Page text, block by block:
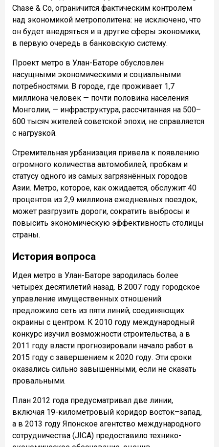
Chase & Co, ограничится фактическим контролем
над экономикой метрополитена: не исключено, что
он будет внедряться и в другие сферы экономики,
в первую очередь в банковскую систему.
Проект метро в Улан-Баторе обусловлен
насущными экономическими и социальными
потребностями. В городе, где проживает 1,7
миллиона человек — почти половина населения
Монголии, — инфраструктура, рассчитанная на 500–
600 тысяч жителей советской эпохи, не справляется
с нагрузкой.
Стремительная урбанизация привела к появлению
огромного количества автомобилей, пробкам и
статусу одного из самых загрязнённых городов
Азии. Метро, которое, как ожидается, обслужит 40
процентов из 2,9 миллиона ежедневных поездок,
может разгрузить дороги, сократить выбросы и
повысить экономическую эффективность столицы
страны.
История вопроса
Идея метро в Улан-Баторе зародилась более
четырёх десятилетий назад. В 2007 году городское
управление имущественных отношений
предложило сеть из пяти линий, соединяющих
окраины с центром. К 2010 году международный
конкурс изучил возможности строительства, а в
2011 году власти прогнозировали начало работ в
2015 году с завершением к 2020 году. Эти сроки
оказались сильно завышенными, если не сказать
провальными.
План 2012 года предусматривал две линии,
включая 19-километровый коридор восток–запад,
а в 2013 году Японское агентство международного
сотрудничества (JICA) предоставило технико-